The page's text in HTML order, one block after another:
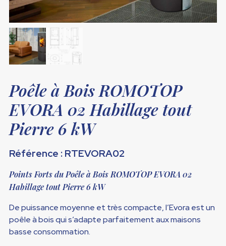
Poêle à Bois ROMOTOP
EVORA 02 Habillage tout
Pierre 6 kW
Référence : RTEVORA02
Points Forts du Poêle à Bois ROMOTOP EVORA 02
Habillage tout Pierre 6 kW
De puissance moyenne et très compacte, l’Evora est un
poêle à bois qui s’adapte parfaitement aux maisons
basse consommation.